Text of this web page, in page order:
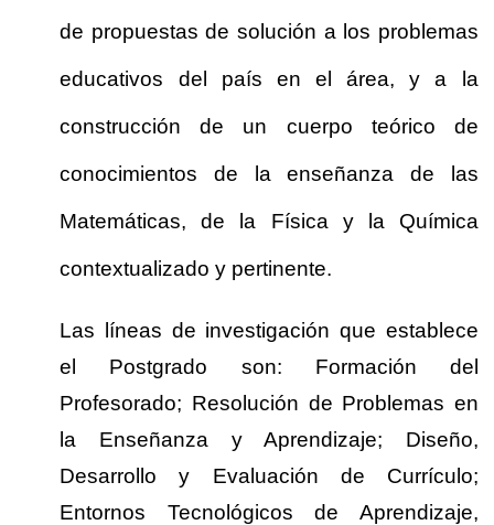
de propuestas de solución a los problemas
educativos del país en el área, y a la
construcción de un cuerpo teórico de
conocimientos de la enseñanza de las
Matemáticas, de la Física y la Química
contextualizado y pertinente.
Las líneas de investigación que establece
el Postgrado son: Formación del
Profesorado; Resolución de Problemas en
la Enseñanza y Aprendizaje; Diseño,
Desarrollo y Evaluación de Currículo;
Entornos Tecnológicos de Aprendizaje,